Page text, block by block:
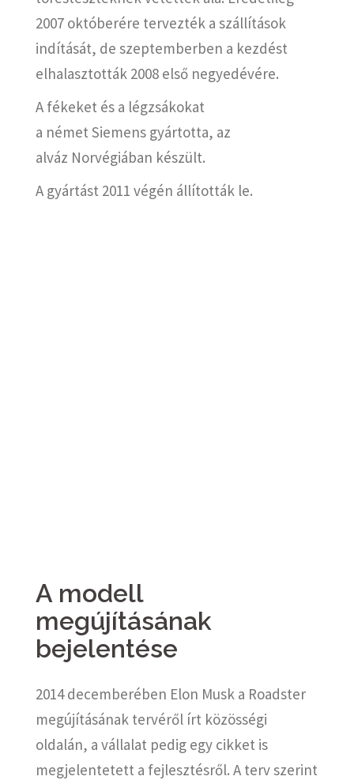
2007 októberére tervezték a szállítások
indítását, de szeptemberben a kezdést
elhalasztották 2008 első negyedévére.
A fékeket és a légzsákokat
a német Siemens gyártotta, az
alváz Norvégiában készült.
A gyártást 2011 végén állították le.
A modell
megújításának
bejelentése
2014 decemberében Elon Musk a Roadster
megújításának tervéről írt közösségi
oldalán, a vállalat pedig egy cikket is
megjelentetett a fejlesztésről. A terv szerint